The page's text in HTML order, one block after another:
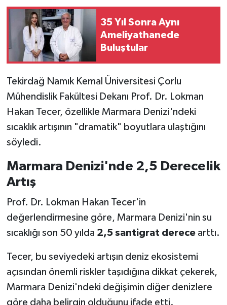
35 Yıl Sonra Aynı
Ameliyathanede
Buluştular
Tekirdağ Namık Kemal Üniversitesi Çorlu
Mühendislik Fakültesi Dekanı Prof. Dr. Lokman
Hakan Tecer, özellikle Marmara Denizi'ndeki
sıcaklık artışının "dramatik" boyutlara ulaştığını
söyledi.
Marmara Denizi'nde 2,5 Derecelik
Artış
Prof. Dr. Lokman Hakan Tecer'in
değerlendirmesine göre, Marmara Denizi'nin su
sıcaklığı son 50 yılda 2,5 santigrat derecearttı.
Tecer, bu seviyedeki artışın deniz ekosistemi
açısından önemli riskler taşıdığına dikkat çekerek,
Marmara Denizi'ndeki değişimin diğer denizlere
göre daha belirgin olduğunu ifade etti.